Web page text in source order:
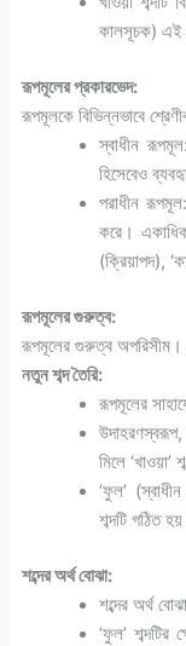
কালসূচক) এই
রূপমূলের প্রকারভেদ:
রূপমূলকে বিভিন্নভাবে
স্বাধীন
হিসেবেও
পরাধীন
করে।
(ক্রিয়াপদ),
রূপমূলের গুরুত্ব:
রূপমূলের গুরুত্ব অপরিসীম।
নতুন শব্দ তৈরি:
রূপমূলের
উদাহরণস্বরূপ,
মিলে ‘খাওয়া’
‘ফুল’
শব্দটি গঠিত
শব্দের অর্থ বোঝা:
শব্দের অর্থ
‘ফুল’